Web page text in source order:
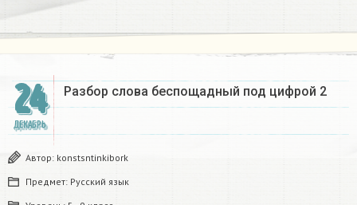
24
ДЕКАБРЬ
Разбор слова беспощадный под цифрой 2
Автор: konstsntinkibork
Предмет: Русский язык